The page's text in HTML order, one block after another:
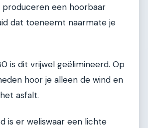
produceren een hoorbaar
dat toeneemt naarmate je
is dit vrijwel geëlimineerd. Op
hoor je alleen de wind en
asfalt.
is er weliswaar een lichte